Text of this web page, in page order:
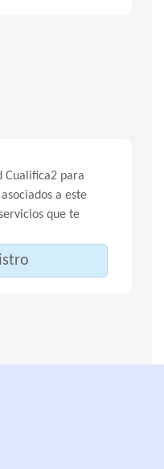
Cualifica2 para
a este
que te